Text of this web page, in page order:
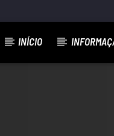
INÍCIO